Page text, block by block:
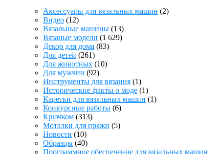
Аксессуары для вязальных машин (2)
Видео (12)
Вязальные машины (13)
Вязаные модели (1 629)
Декор для дома (83)
Для детей (261)
Для животных (10)
Для мужчин (92)
Инструменты для вязания (1)
Исторические факты о моде (1)
Каретки для вязальных машин (1)
Конкурсные работы (6)
Крючком (313)
Моталки для пряжи (5)
Новости (10)
Образцы (40)
Программное обеспечение для вязальных машин